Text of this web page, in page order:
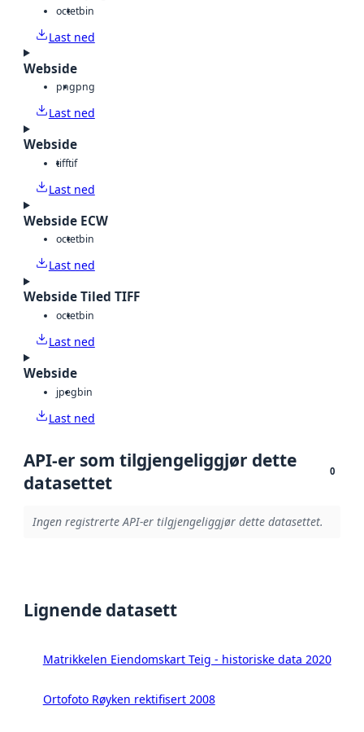
octetbin
Last ned
Webside
pngpng
Last ned
Webside
tifftif
Last ned
Webside ECW
octetbin
Last ned
Webside Tiled TIFF
octetbin
Last ned
Webside
jpegbin
Last ned
API-er som tilgjengeliggjør dette
datasettet
0
Ingen registrerte API-er tilgjengeliggjør dette datasettet.
Lignende datasett
Matrikkelen Eiendomskart Teig - historiske data 2020
Ortofoto Røyken rektifisert 2008